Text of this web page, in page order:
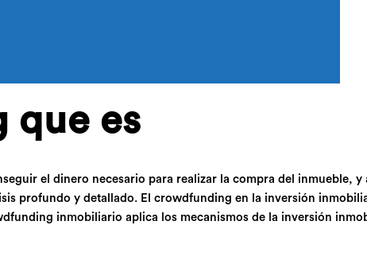
que es
el dinero necesario para realizar la compra del inmueble,
profundo y detallado. El crowdfunding en la inversión
inmobiliario aplica los mecanismos de la inversión